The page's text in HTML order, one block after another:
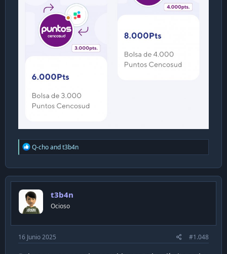
R
e
c
t
o
n
s
Q-choandt3b4n
t3b4n
Ocioso
16 Junio 2025 #1.048